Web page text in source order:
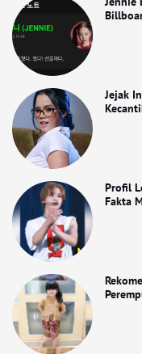
Jejak
Profil
Fakta